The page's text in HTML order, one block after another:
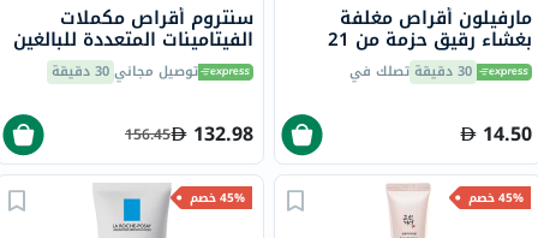
مارفيلون أقراص مغلفة
بغشاء رقيق حزمة من 21
30 دقيقة تصلك في
14.50
سنتروم أقراص مكملات
الفيتامينات المتعددة للبالغين
من لوتين من 100
توصيل مجاني30 دقيقة
132.98
156.45
45% خصم 45% خصم